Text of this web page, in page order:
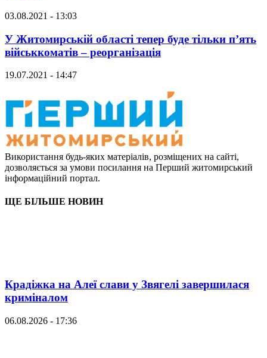
03.08.2021 - 13:03
У Житомирській області тепер буде тільки п’ять
військкоматів – реорганізація
19.07.2021 - 14:47
Використання будь-яких матеріалів, розміщених на сайті,
дозволяється за умови посилання на Перший житомирський
інформаційний портал.
ЩЕ БІЛЬШЕ НОВИН
Крадіжка на Алеї слави у Звягелі завершилася
криміналом
06.08.2026 - 17:36